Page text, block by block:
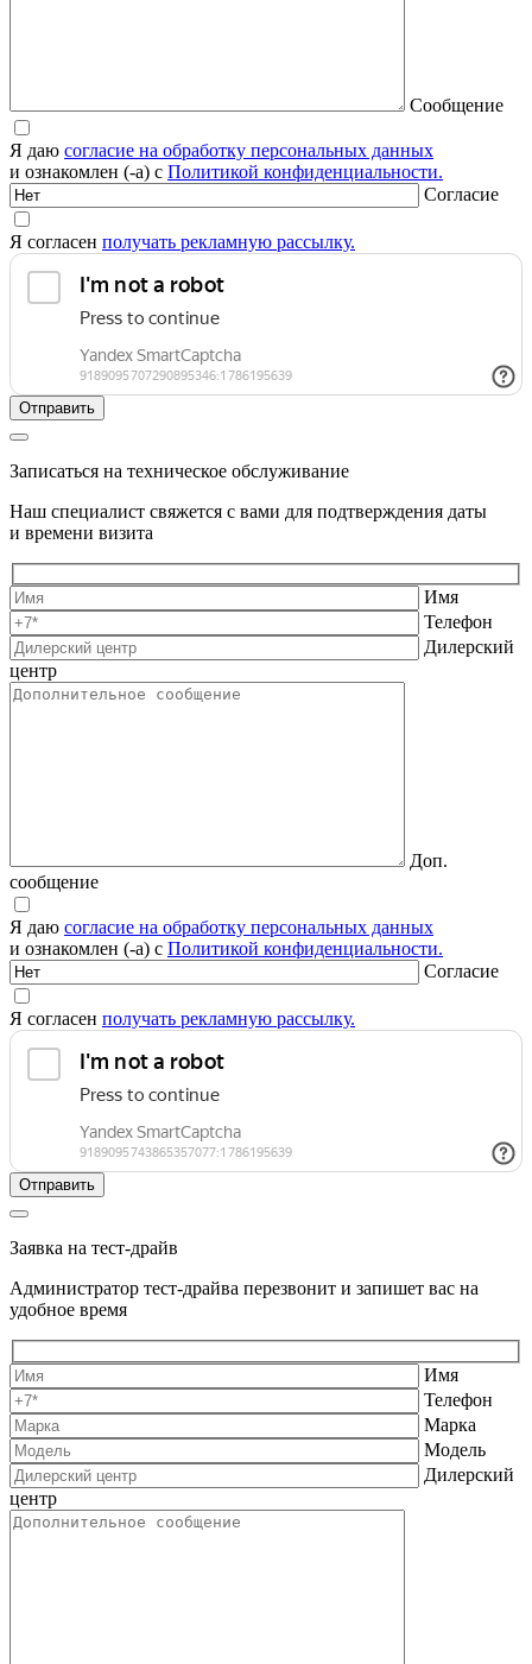
Сообщение
Я даю согласие на обработку персональных данных
и ознакомлен (-а) с Политикой конфиденциальности.
Согласие
Я согласен получать рекламную рассылку.
Записаться на техническое обслуживание
Наш специалист свяжется с вами для подтверждения даты
и времени визита
Имя
Телефон
Дилерский
центр
Доп.
сообщение
Я даю согласие на обработку персональных данных
и ознакомлен (-а) с Политикой конфиденциальности.
Согласие
Я согласен получать рекламную рассылку.
Заявка на тест-драйв
Администратор тест-драйва перезвонит и запишет вас на
удобное время
Имя
Телефон
Марка
Модель
Дилерский
центр